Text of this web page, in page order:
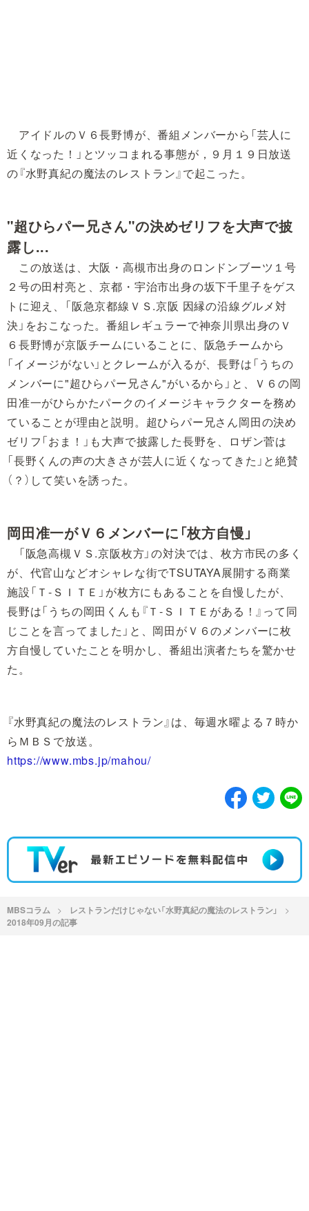
アイドルのＶ６長野博が、番組メンバーから「芸人に
近くなった！」とツッコまれる事態が，９月１９日放送
の『水野真紀の魔法のレストラン』で起こった。
"超ひらパー兄さん"の決めゼリフを大声で披
露し...
この放送は、大阪・高槻市出身のロンドンブーツ１号
２号の田村亮と、京都・宇治市出身の坂下千里子をゲス
トに迎え、「阪急京都線ＶＳ.京阪 因縁の沿線グルメ対
決」をおこなった。番組レギュラーで神奈川県出身のＶ
６長野博が京阪チームにいることに、阪急チームから
「イメージがない」とクレームが入るが、長野は「うちの
メンバーに"超ひらパー兄さん"がいるから」と、Ｖ６の岡
田准一がひらかたパークのイメージキャラクターを務め
ていることが理由と説明。超ひらパー兄さん岡田の決め
ゼリフ「おま！」も大声で披露した長野を、ロザン菅は
「長野くんの声の大きさが芸人に近くなってきた」と絶賛
（？）して笑いを誘った。
岡田准一がＶ６メンバーに「枚方自慢」
「阪急高槻ＶＳ.京阪枚方」の対決では、枚方市民の多く
が、代官山などオシャレな街でTSUTAYA展開する商業
施設「Ｔ-ＳＩＴＥ」が枚方にもあることを自慢したが、
長野は「うちの岡田くんも『Ｔ-ＳＩＴＥがある！』って同
じことを言ってました」と、岡田がＶ６のメンバーに枚
方自慢していたことを明かし、番組出演者たちを驚かせ
た。
『水野真紀の魔法のレストラン』は、毎週水曜よる７時か
らＭＢＳで放送。
https://www.mbs.jp/mahou/
MBSコラム
レストランだけじゃない「水野真紀の魔法のレストラン」
2018年09月の記事